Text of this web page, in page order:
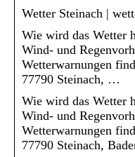
Wetter Steinach |
Wie wird das Wetter
Wind- und
Wetterwarnungen
77790 Steinach, …
Wie wird das Wetter
Wind- und
Wetterwarnungen
77790 Steinach,